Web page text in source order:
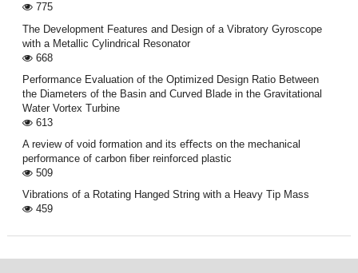
775
The Development Features and Design of a Vibratory Gyroscope
with a Metallic Cylindrical Resonator
668
Performance Evaluation of the Optimized Design Ratio Between
the Diameters of the Basin and Curved Blade in the Gravitational
Water Vortex Turbine
613
A review of void formation and its eﬀects on the mechanical
performance of carbon ﬁber reinforced plastic
509
Vibrations of a Rotating Hanged String with a Heavy Tip Mass
459